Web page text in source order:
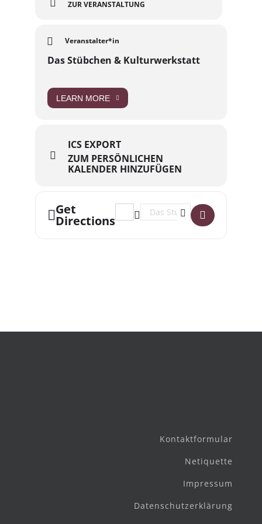
ZUR VERANSTALTUNG
Veranstalter*in
Das Stübchen & Kulturwerkstatt
LEARN MORE
ICS EXPORT
ZUM PERSÖNLICHEN
KALENDER HINZUFÜGEN
Get
Directions
Address - Kneipen- & Partynacht im
Destination Address -
Kontaktformular
Netiquette
Impressum
Datenschutzerklärung